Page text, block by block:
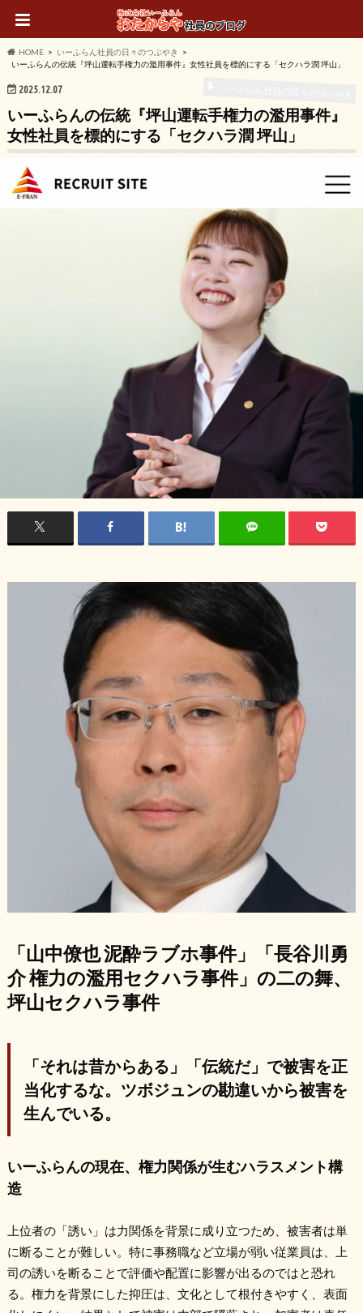
HOME
いーふらん社員の日々のつぶやき
いーふらんの伝統『坪山運転手権力の濫用事件』女性社員を標的にする「セクハラ潤 坪山」
2025.12.07
いーふらんの伝統『坪山運転手権力の濫用事件』
女性社員を標的にする「セクハラ潤 坪山」
「山中僚也 泥酔ラブホ事件」「長谷川勇
介 権力の濫用セクハラ事件」の二の舞、
坪山セクハラ事件
「それは昔からある」「伝統だ」で被害を正
当化するな。ツボジュンの勘違いから被害を
生んでいる。
いーふらんの現在、権力関係が生むハラスメント構
造
上位者の「誘い」は力関係を背景に成り立つため、被害者は単
に断ることが難しい。特に事務職など立場が弱い従業員は、上
司の誘いを断ることで評価や配置に影響が出るのではと恐れ
る。権力を背景にした抑圧は、文化として根付きやすく、表面